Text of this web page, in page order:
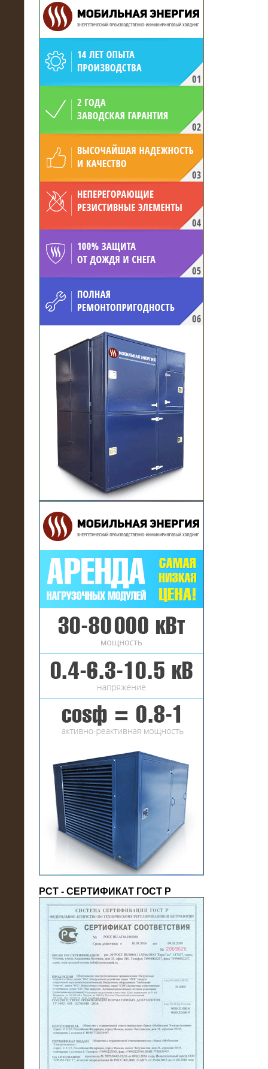
произведён высоковольтный
нагрузочный комплекс 24 МВт с
напряжением 6/10 кВ
15.04.2017
Нагрузочный комплекс 16 МВт с
21.03.2017
Комплектная трансформаторная
подстанция 6 МВА (морское
исполнение, IP56)
16.01.2017
Аренда нагрузочного комплекса 22
МВт (10 кВ) на газовое
месторождение
17.10.2016
Резистивный высоковольтный
нагрузочный модуль 5 МВт
(напряжение 6/10 кВ)
21.08.2016
На производственное предприятие
модули 20 МВт (0,4 кВ)
РСТ - СЕРТИФИКАТ ГОСТ Р